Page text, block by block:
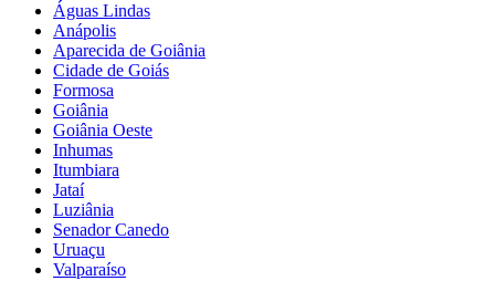
Águas Lindas
Anápolis
Aparecida de Goiânia
Cidade de Goiás
Formosa
Goiânia
Goiânia Oeste
Inhumas
Itumbiara
Jataí
Luziânia
Senador Canedo
Uruaçu
Valparaíso